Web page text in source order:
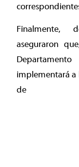
Finalmente,
aseguraron
implementará a
de